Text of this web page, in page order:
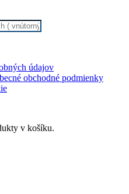
údajov
obchodné podmienky
v košíku.